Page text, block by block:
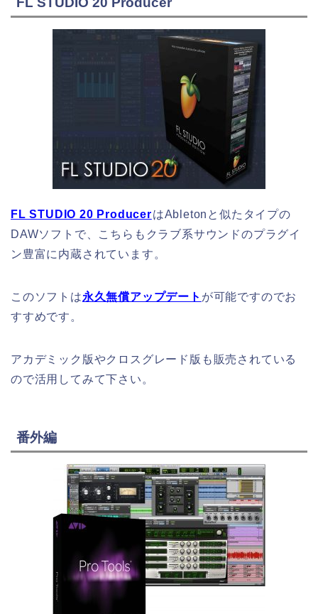
FL STUDIO 20 ProducerはAbletonと似たタイプの
DAWソフトで、こちらもクラブ系サウンドのプラグイ
ン豊富に内蔵されています。
このソフトは永久無償アップデート が可能ですのでお
すすめです。
アカデミック版やクロスグレード版も販売されている
ので活用してみて下さい。
番外編